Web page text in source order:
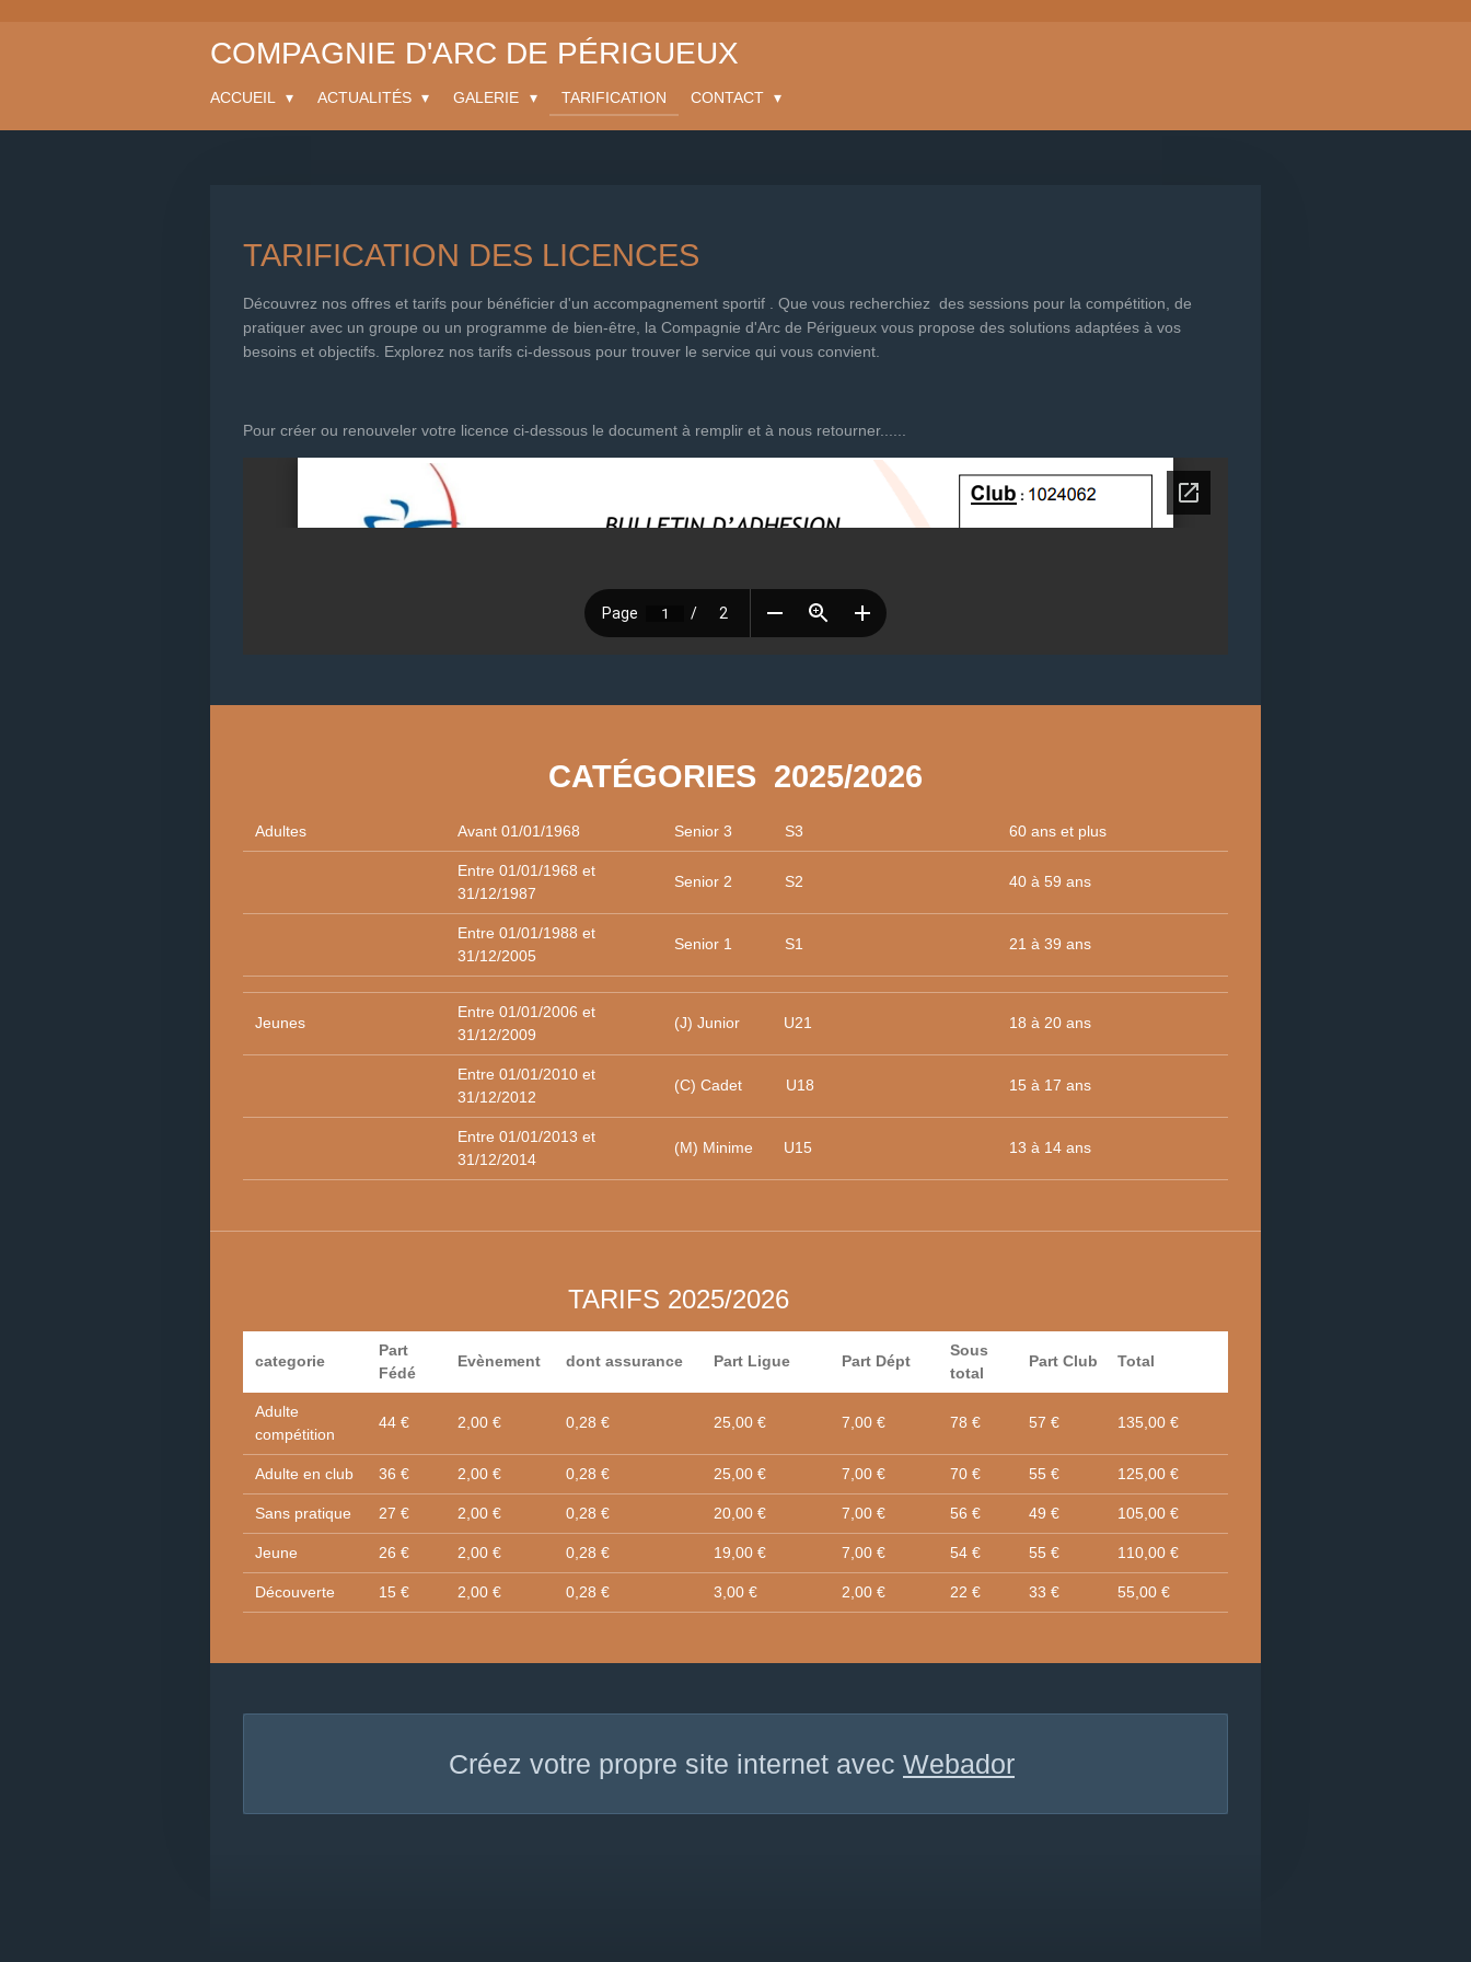
COMPAGNIE D'ARC DE PÉRIGUEUX
ACCUEIL ACTUALITÉS GALERIE TARIFICATION CONTACT
TARIFICATION DES LICENCES
Découvrez nos offres et tarifs pour bénéficier d'un accompagnement sportif . Que vous recherchiez des sessions pour la compétition, de
pratiquer avec un groupe ou un programme de bien-être, la Compagnie d'Arc de Périgueux vous propose des solutions adaptées à vos
besoins et objectifs. Explorez nos tarifs ci-dessous pour trouver le service qui vous convient.
Pour créer ou renouveler votre licence ci-dessous le document à remplir et à nous retourner......
CATÉGORIES 2025/2026
Adultes Avant 01/01/1968 Senior 3 S3 60 ans et plus
Entre 01/01/1968 et
31/12/1987
Senior 2 S2 40 à 59 ans
Entre 01/01/1988 et
31/12/2005
Senior 1 S1 21 à 39 ans
Jeunes
Entre 01/01/2006 et
31/12/2009
(J) Junior U21 18 à 20 ans
Entre 01/01/2010 et
31/12/2012
(C) Cadet U18 15 à 17 ans
Entre 01/01/2013 et
31/12/2014
(M) Minime U15 13 à 14 ans
TARIFS 2025/2026
categorie
Part
Fédé
Evènement dont assurance Part Ligue Part Dépt
Sous
total
Part Club Total
Adulte
compétition
44 € 2,00 € 0,28 € 25,00 € 7,00 € 78 € 57 € 135,00 €
Adulte en club 36 € 2,00 € 0,28 € 25,00 € 7,00 € 70 € 55 € 125,00 €
Sans pratique 27 € 2,00 € 0,28 € 20,00 € 7,00 € 56 € 49 € 105,00 €
Jeune 26 € 2,00 € 0,28 € 19,00 € 7,00 € 54 € 55 € 110,00 €
Découverte 15 € 2,00 € 0,28 € 3,00 € 2,00 € 22 € 33 € 55,00 €
Créez votre propre site internet avec Webador